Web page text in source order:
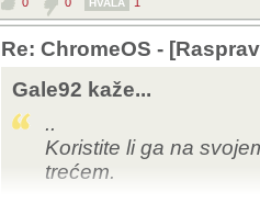
HVALA
Re: ChromeOS -
Gale92 kaže...
..
Koristite li ga na
trećem.